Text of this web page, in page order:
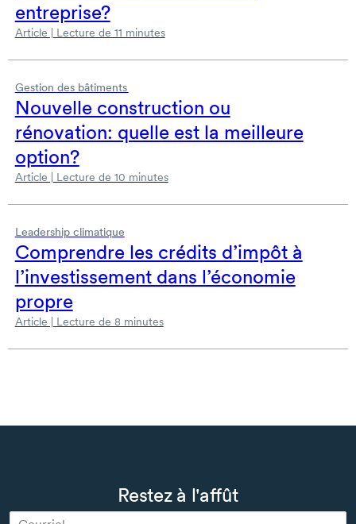
entreprise?
Article | Lecture de 11 minutes
Gestion des bâtiments
Nouvelle construction ou
rénovation: quelle est la meilleure
option?
Article | Lecture de 10 minutes
Leadership climatique
Comprendre les crédits d’impôt à
l’investissement dans l’économie
propre
Article | Lecture de 8 minutes
Restez à l'affût